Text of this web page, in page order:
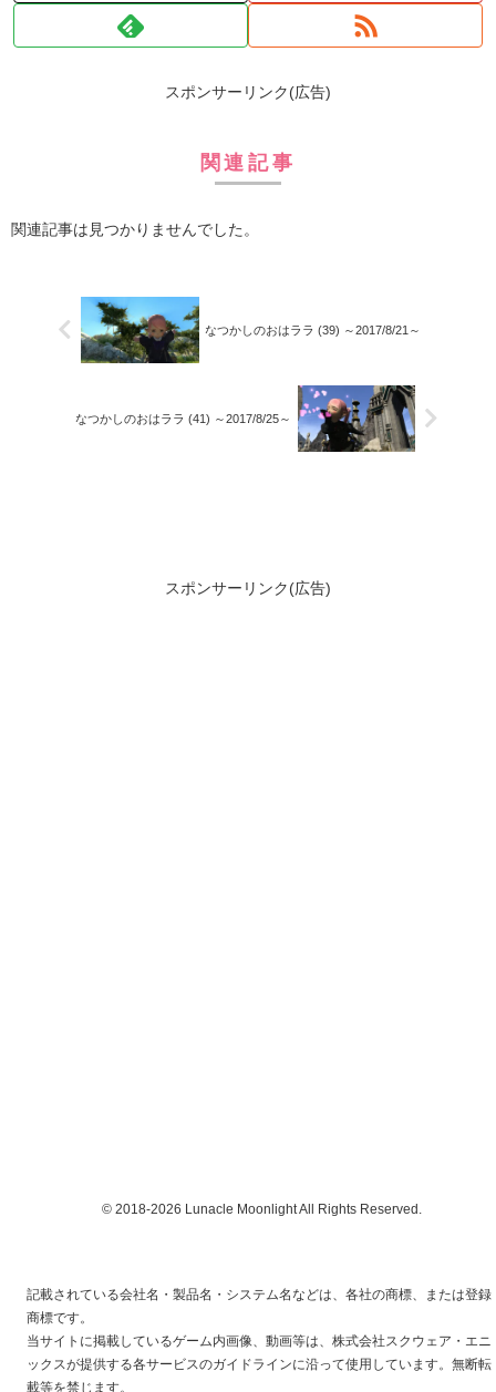
スポンサーリンク(広告)
関連記事
関連記事は見つかりませんでした。
なつかしのおはララ (39) ～2017/8/21～
なつかしのおはララ (41) ～2017/8/25～
スポンサーリンク(広告)
© 2018-2026 Lunacle Moonlight All Rights Reserved.
記載されている会社名・製品名・システム名などは、各社の商標、または登録
商標です。
当サイトに掲載しているゲーム内画像、動画等は、株式会社スクウェア・エニ
ックスが提供する各サービスのガイドラインに沿って使用しています。無断転
載等を禁じます。